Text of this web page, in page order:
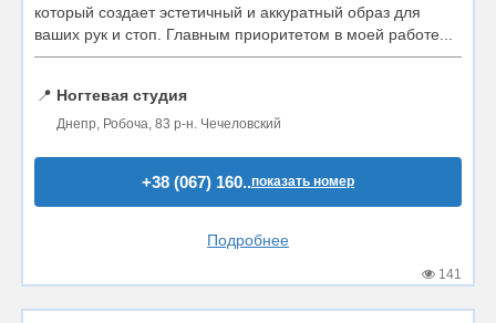
который создает эстетичный и аккуратный образ для
ваших рук и стоп. Главным приоритетом в моей работе...
📍 Ногтевая студия
Днепр, Робоча, 83 р-н. Чечеловский
+38 (067) 160..показать номер
Подробнее
141